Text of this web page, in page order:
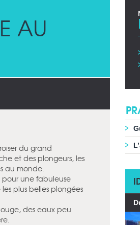
AU
du grand
et des plongeurs, les
au monde.
une fabuleuse
plus belles plongées
des eaux peu